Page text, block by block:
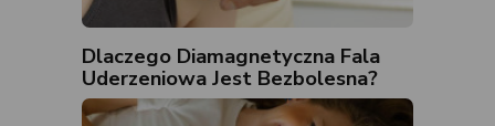
Dlaczego Diamagnetyczna Fala
Uderzeniowa Jest Bezbolesna?